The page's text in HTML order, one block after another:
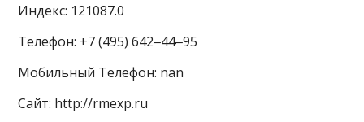
Индекс: 121087.0
Телефон: +7 (495) 642‒44‒95
Мобильный Телефон: nan
Сайт: http://rmexp.ru